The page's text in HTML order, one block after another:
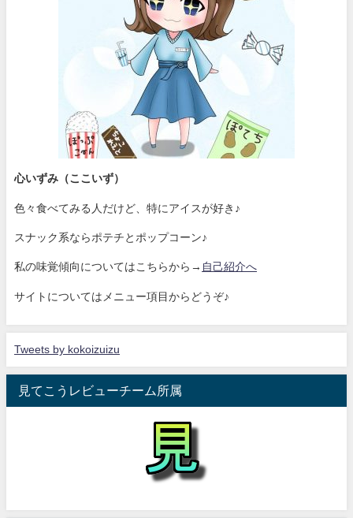
心いずみ（ここいず）
色々食べてみる人だけど、特にアイスが好き♪
スナック系ならポテチとポップコーン♪
私の味覚傾向についてはこちらから→ 自己紹介へ
サイトについてはメニュー項目からどうぞ♪
Tweets by kokoizuizu
見てこうレビューチーム所属